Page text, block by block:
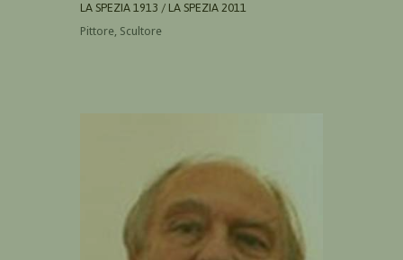
LA SPEZIA 1913 / LA SPEZIA 2011
Pittore, Scultore